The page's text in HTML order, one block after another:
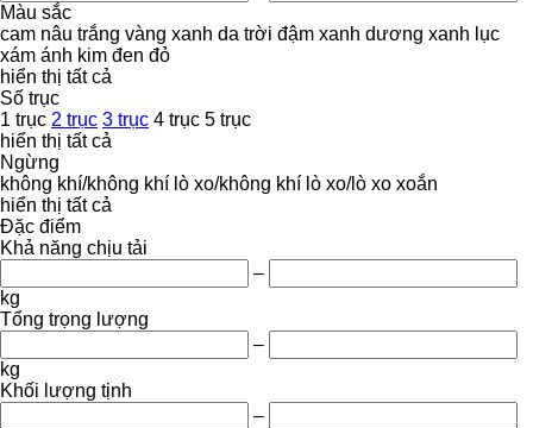
Màu sắc
cam nâu trắng vàng xanh da trời đậm xanh dương xanh lục
xám ánh kim đen đỏ
hiển thị tất cả
Số trục
1 trục 2 trục 3 trục 4 trục 5 trục
hiển thị tất cả
Ngừng
không khí/không khí lò xo/không khí lò xo/lò xo xoắn
hiển thị tất cả
Đặc điểm
Khả năng chịu tải
–
kg
Tổng trọng lượng
–
kg
Khối lượng tịnh
–